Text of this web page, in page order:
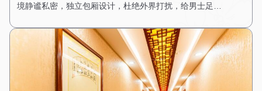
境静谧私密，独立包厢设计，杜绝外界打扰，给男士足…